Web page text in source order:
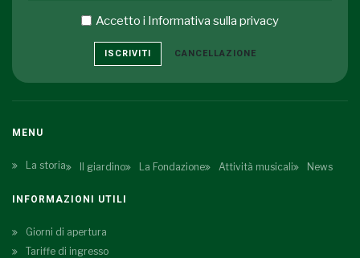
Accetto i Informativa sulla privacy
ISCRIVITI CANCELLAZIONE
MENU
La storia Il giardino La Fondazione Attività musicali News
INFORMAZIONI UTILI
Giorni di apertura
Tariffe di ingresso